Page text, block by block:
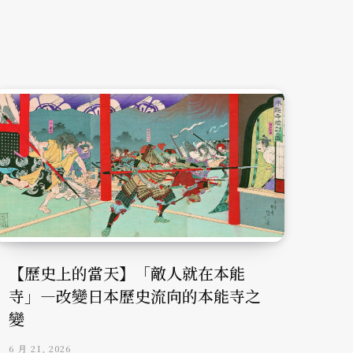
【歷史上的當天】「敵人就在本能
寺」—改變日本歷史流向的本能寺之
變
6 月 21, 2026